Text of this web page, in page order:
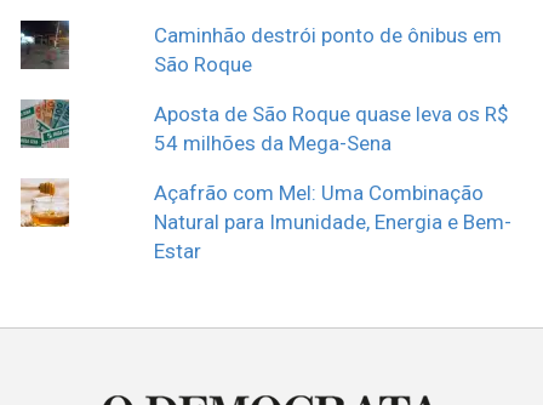
Caminhão destrói ponto de ônibus em
São Roque
Aposta de São Roque quase leva os R$
54 milhões da Mega-Sena
Açafrão com Mel: Uma Combinação
Natural para Imunidade, Energia e Bem-
Estar